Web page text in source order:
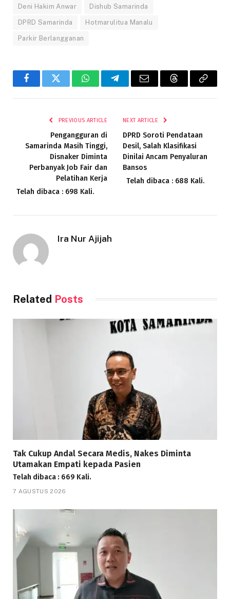
Deni Hakim Anwar Dishub Samarinda
DPRD Samarinda Hotmarulitua Manalu
Parkir Berlangganan
FacebookTwitter WhatsAppTelegramEmail ThreadsCopy
PREVIOUS ARTICLE
Pengangguran di
Samarinda Masih Tinggi,
Disnaker Diminta
Perbanyak Job Fair dan
Pelatihan Kerja
Telah dibaca : 698 Kali.
NEXT ARTICLE
DPRD Soroti Pendataan
Desil, Salah Klasifikasi
Dinilai Ancam Penyaluran
Bansos
Telah dibaca : 688 Kali.
Ira Nur Ajijah
Related Posts
Tak Cukup Andal Secara Medis, Nakes Diminta
Utamakan Empati kepada Pasien
Telah dibaca : 669 Kali.
7 AGUSTUS 2026